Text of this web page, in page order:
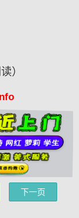
）
下一页